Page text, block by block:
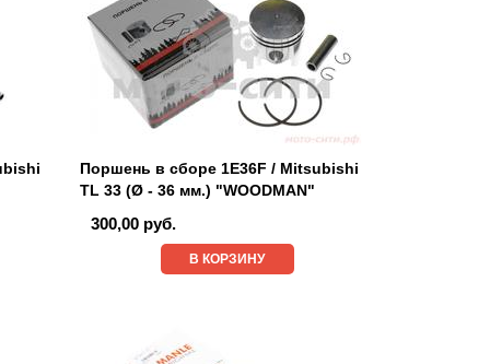
Поршень в сборе 1E36F / Mitsubishi
TL 33 (Ø - 36 мм.) "WOODMAN"
300,00 руб.
В КОРЗИНУ